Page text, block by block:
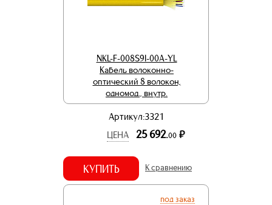
NKL-F-008S9I-00A-YL
Кабель волоконно-
оптический 8 волокон,
одномод., внутр.
Артикул:3321
ЦЕНА
25 692.00 р.
КУПИТЬ К сравнению
под заказ